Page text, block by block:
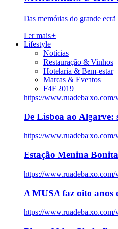
Das memórias do grande
Ler mais+
Lifestyle
Notícias
Restauração & Vinhos
Hotelaria & Bem-estar
Marcas & Eventos
F4F 2019
https://www.ruadebaixo.com/
De Lisboa ao Algarve:
https://www.ruadebaixo.com/
Estação Menina
https://www.ruadebaixo.com/
A MUSA faz oito anos
https://